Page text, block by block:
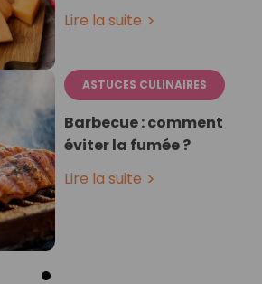
Lire la suite
ASTUCES CULINAIRES
Barbecue : comment
éviter la fumée ?
Lire la suite